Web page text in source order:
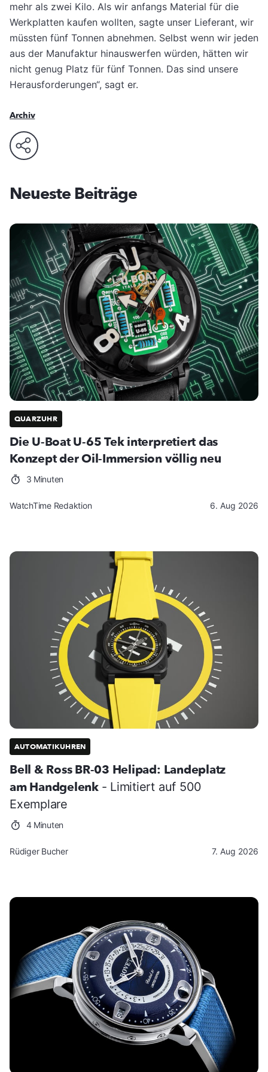
mehr als zwei Kilo. Als wir anfangs ­Material für die
Werkplatten kaufen wollten, sagte unser Lieferant, wir
müssten fünf Tonnen abnehmen. Selbst wenn wir jeden
aus der Manufaktur hinauswerfen würden, hätten wir
nicht genug Platz für fünf Tonnen. Das sind unsere
Herausforderungen“, sagt er.
Archiv
Neueste Beiträge
QUARZUHR
Die U-Boat U-65 Tek interpretiert das
Konzept der Oil-Immersion völlig neu
3 Minuten
WatchTime Redaktion 6. Aug 2026
AUTOMATIKUHREN
Bell & Ross BR-03 Helipad: Landeplatz
am Handgelenk - Limitiert auf 500
Exemplare
4 Minuten
Rüdiger Bucher 7. Aug 2026